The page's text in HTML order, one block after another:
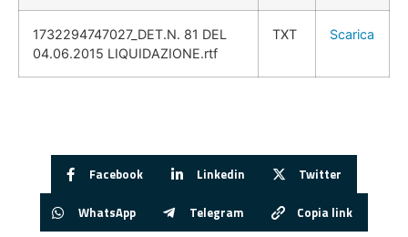
1732294747027_DET.N. 81 DEL
04.06.2015 LIQUIDAZIONE.rtf
TXT Scarica
Facebook Linkedin Twitter
WhatsApp Telegram Copia link